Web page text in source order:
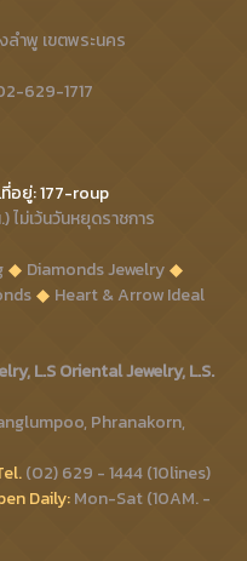
ลำพู เขตพระนคร
629-1717
อยู่: 177-roup
ไม่เว้นวันหยุดราชการ
Diamonds Jewelry
Heart & Arrow Ideal
L.S Oriental Jewelry, L.S.
Phranakorn,
(02) 629 - 1444 (10lines)
Daily:Mon-Sat (10AM. -